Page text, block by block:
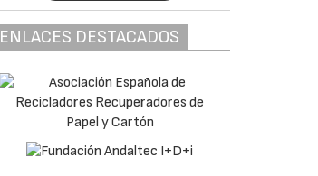
ENLACES DESTACADOS